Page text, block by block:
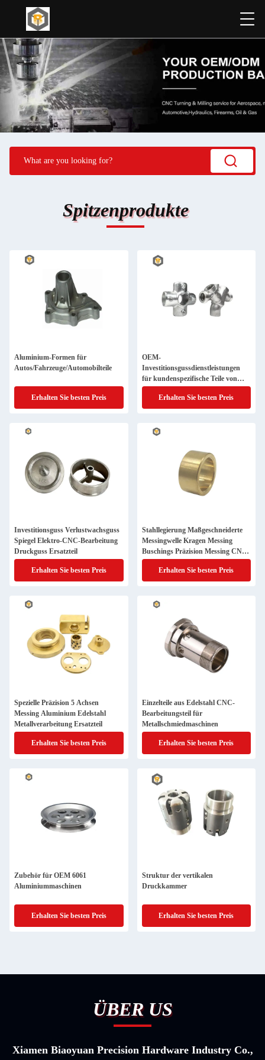
Spitzenprodukte
Aluminium-Formen für
Autos/Fahrzeuge/Automobilteile
Erhalten Sie besten Preis
OEM-
Investitionsgussdienstleistungen
für kundenspezifische Teile von
Metallbearbeitungsmaschinen
Erhalten Sie besten Preis
Investitionsguss Verlustwachsguss
Spiegel Elektro-CNC-Bearbeitung
Druckguss Ersatzteil
Erhalten Sie besten Preis
Stahllegierung Maßgeschneiderte
Messingwelle Kragen Messing
Buschings Präzision Messing CNC
Maschine Teil
Erhalten Sie besten Preis
Spezielle Präzision 5 Achsen
Messing Aluminium Edelstahl
Metallverarbeitung Ersatzteil
Erhalten Sie besten Preis
Einzelteile aus Edelstahl CNC-
Bearbeitungsteil für
Metallschmiedmaschinen
Erhalten Sie besten Preis
Zubehör für OEM 6061
Aluminiummaschinen
Erhalten Sie besten Preis
Struktur der vertikalen
Druckkammer
Erhalten Sie besten Preis
ÜBER US
Xiamen Biaoyuan Precision Hardware Industry Co.,